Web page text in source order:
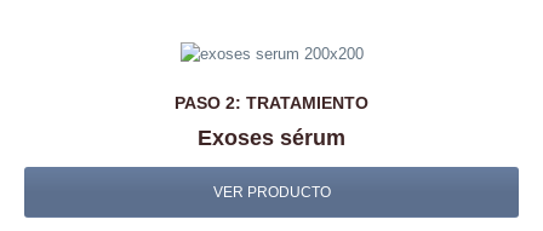
PASO 2: TRATAMIENTO
Exoses sérum
VER PRODUCTO